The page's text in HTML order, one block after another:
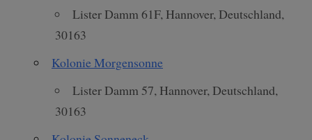
Lister Damm 61F, Hannover, Deutschland,
30163
Kolonie Morgensonne
Lister Damm 57, Hannover, Deutschland,
30163